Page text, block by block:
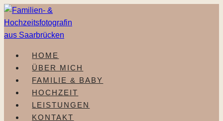
Zum
Inhalt
springen
HOME
ÜBER MICH
FAMILIE & BABY
HOCHZEIT
LEISTUNGEN
KONTAKT